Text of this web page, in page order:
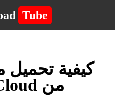
Tube
كيفية تحميل
من StreamCloud